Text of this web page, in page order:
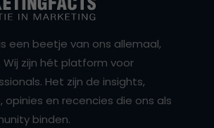
een beetje van ons allemaal,
Wij zijn hét platform voor
Het zijn de insights,
opinies en recencies die ons als
binden.